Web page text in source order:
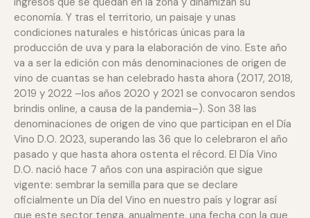
economía. Y tras el territorio, un paisaje y unas
condiciones naturales e históricas únicas para la
producción de uva y para la elaboración de vino. Este año
va a ser la edición con más denominaciones de origen de
vino de cuantas se han celebrado hasta ahora (2017, 2018,
2019 y 2022 –los años 2020 y 2021 se convocaron sendos
brindis online, a causa de la pandemia–). Son 38 las
denominaciones de origen de vino que participan en el Día
Vino D.O. 2023, superando las 36 que lo celebraron el año
pasado y que hasta ahora ostenta el récord. El Día Vino
D.O. nació hace 7 años con una aspiración que sigue
vigente: sembrar la semilla para que se declare
oficialmente un Día del Vino en nuestro país y lograr así